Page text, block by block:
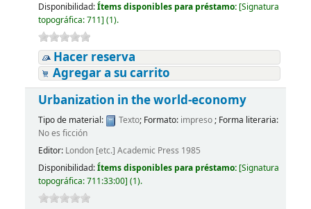
Disponibilidad:Ítems disponibles para préstamo: [Signatura
topográfica:711] (1).
Hacer reserva
Agregar a su carrito
Urbanization in the world-economy
Tipo de material: Texto; Formato: impreso; Forma literaria:
No es ficción
Editor: London [etc.] Academic Press 1985
Disponibilidad:Ítems disponibles para préstamo: [Signatura
topográfica:711:33:00] (1).